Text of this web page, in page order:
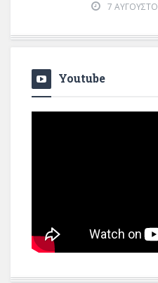
7
Youtube